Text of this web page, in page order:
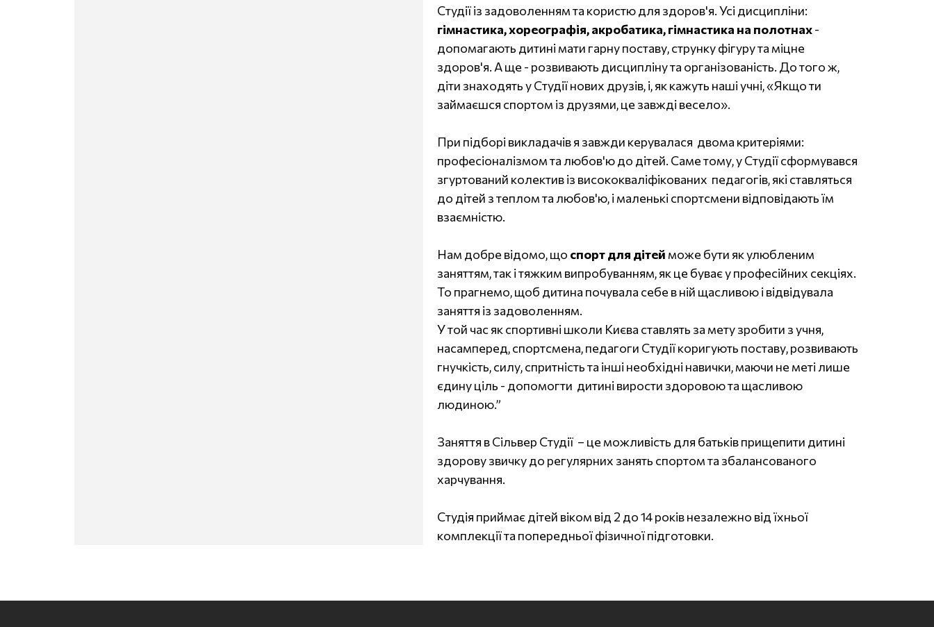
Студії із задоволенням та користю для здоров'я. Усі дисципліни:
гімнастика, хореографія, акробатика, гімнастика на полотнах-
допомагають дитині мати гарну поставу, струнку фігуру та міцне
здоров'я. А ще - розвивають дисципліну та організованість. До того ж,
діти знаходять у Студії нових друзів, і, як кажуть наші учні, «Якщо ти
займаєшся спортом із друзями, це завжді весело».
При підборі викладачів я завжди керувалася двома критеріями:
професіоналізмом та любов'ю до дітей. Саме тому, у Студії сформувався
згуртований колектив із висококваліфікованих педагогів, які ставляться
до дітей з теплом та любов'ю, і маленькі спортсмени відповідають їм
взаємністю.
Нам добре відомо, що спорт для дітей може бути як улюбленим
заняттям, так і тяжким випробуванням, як це буває у професійних секціях.
То прагнемо, щоб дитина почувала себе в ній щасливою і відвідувала
заняття із задоволенням.
У той час як спортивні школи Києва ставлять за мету зробити з учня,
насамперед, спортсмена, педагоги Студії коригують поставу, розвивають
гнучкість, силу, спритність та інші необхідні навички, маючи не меті лише
єдину ціль - допомогти дитині вирости здоровою та щасливою
людиною.”
Заняття в Сільвер Студії – це можливість для батьків прищепити дитині
здорову звичку до регулярних занять спортом та збалансованого
харчування.
Студія приймає дітей віком від 2 до 14 років незалежно від їхньої
комплекції та попередньої фізичної підготовки.